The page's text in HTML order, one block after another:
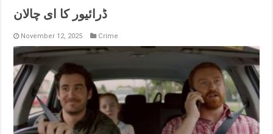
ڈرائیور کا ای چالان
November 12, 2025 Crime